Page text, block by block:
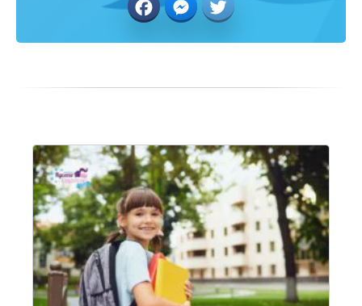
FacebookMessenger
Twitter